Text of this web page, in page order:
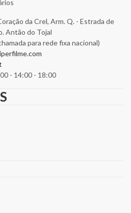
da Crel, Arm. Q. - Estrada de
Antão do Tojal
para rede fixa nacional)
- 14:00 - 18:00